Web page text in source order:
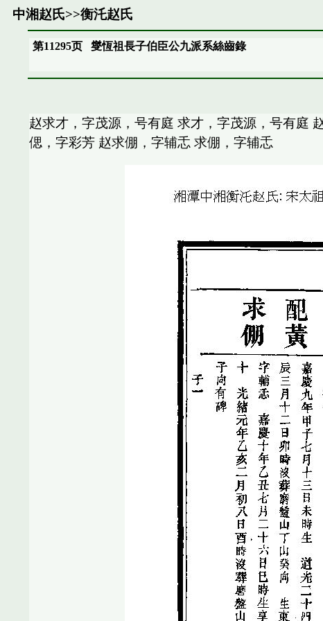
中湘赵氏>>衡汑赵氏
第11295页燮恆祖長子伯臣公九派系絲齒錄
赵求才，字茂源，号有庭 求才，字茂源，号有庭
偲，字彩芳 赵求倗，字辅忎 求倗，字辅忎